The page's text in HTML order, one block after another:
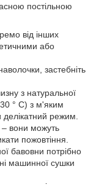
постільною
від інших
або
застебніть
з натуральної
° С) з м'яким
режим.
– вони можуть
пожовтіння.
бавовни потрібно
машинної сушки